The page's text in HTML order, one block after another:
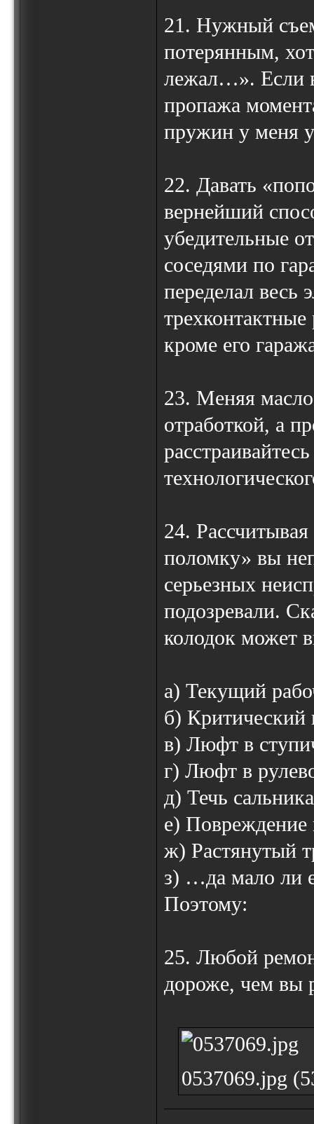
21. Нужный
потерянным,
лежал…». Если
пропажа
пружин у меня
22. Давать
вернейший
убедительные
соседями по
переделал весь
кроме его
23. Меняя
отработкой, а
24.
поломку» вы
серьезных
подозревали.
колодок может
а) Текущий
б) Критический
в) Люфт в
г) Люфт в
д) Течь
е) Повреждение
ж) Растянутый
з) …да мало ли
Поэтому:
25. Любой
дороже, чем вы
0537069.jpg